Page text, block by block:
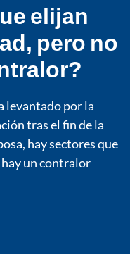
elijan
pero no
levantado por la
tras el fin de la
hay sectores que
hay un contralor